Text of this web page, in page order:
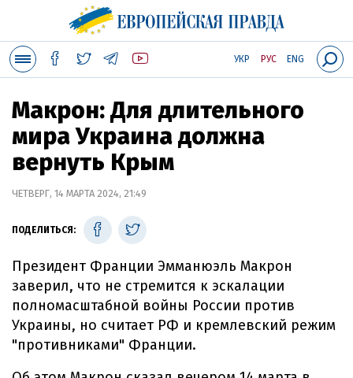
УКР РУС ENG
Макрон: Для длительного
мира Украина должна
вернуть Крым
ЧЕТВЕРГ, 14 МАРТА 2024, 21:49
ПОДЕЛИТЬСЯ:
Президент Франции Эмманюэль Макрон
заверил, что не стремится к эскалации
полномасштабной войны России против
Украины, но считает РФ и кремлевский режим
"противниками" Франции.